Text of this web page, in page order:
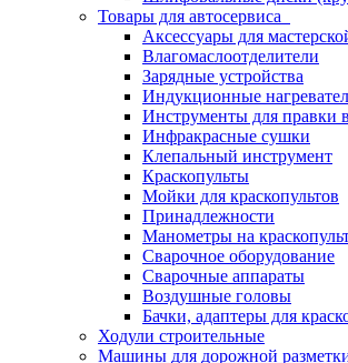
Товары для автосервиса
Аксессуары для
Влагомаслоотделители
Зарядные устройства
Индукционные
Инструменты для правки
Инфракрасные сушки
Клепальный инструмент
Краскопульты
Мойки для краскопультов
Принадлежности
Манометры на
Сварочное оборудование
Сварочные аппараты
Воздушные головы
Бачки, адаптеры для
Ходули строительные
Машины для дорожной